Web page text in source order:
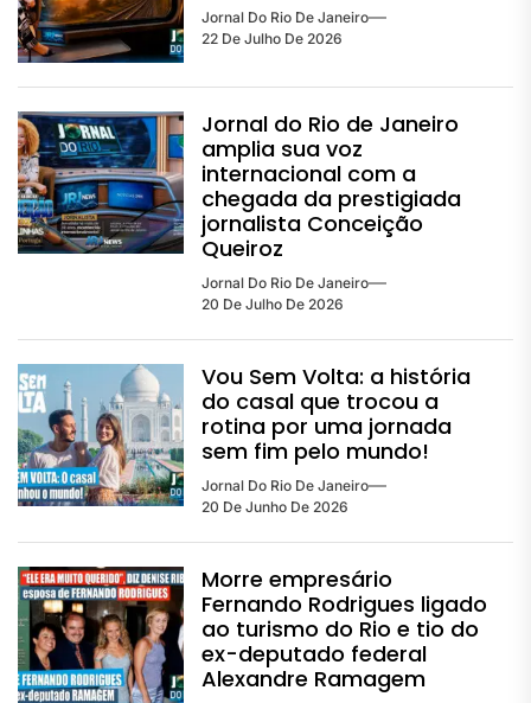
Jornal Do Rio De Janeiro
22 De Julho De 2026
Jornal do Rio de Janeiro
amplia sua voz
internacional com a
chegada da prestigiada
jornalista Conceição
Queiroz
Jornal Do Rio De Janeiro
20 De Julho De 2026
Vou Sem Volta: a história
do casal que trocou a
rotina por uma jornada
sem fim pelo mundo!
Jornal Do Rio De Janeiro
20 De Junho De 2026
Morre empresário
Fernando Rodrigues ligado
ao turismo do Rio e tio do
ex-deputado federal
Alexandre Ramagem